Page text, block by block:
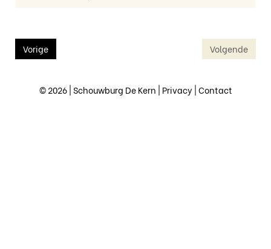
Vorige Volgende
© 2026 | Schouwburg De Kern | Privacy Contact